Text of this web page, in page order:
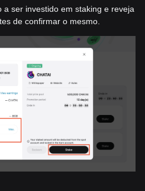
ser investido em staking e reveja
de confirmar o mesmo.